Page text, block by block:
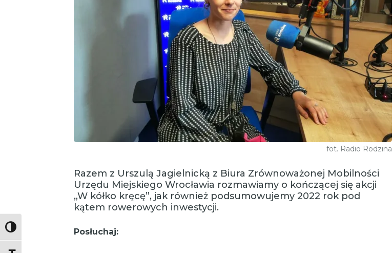
Toggle High Contrast
fot. Radio Rodzina
Razem z Urszulą Jagielnicką z Biura Zrównoważonej Mobilności
Urzędu Miejskiego Wrocławia rozmawiamy o kończącej się akcji
„W kółko kręcę”, jak również podsumowujemy 2022 rok pod
kątem rowerowych inwestycji.
Posłuchaj: